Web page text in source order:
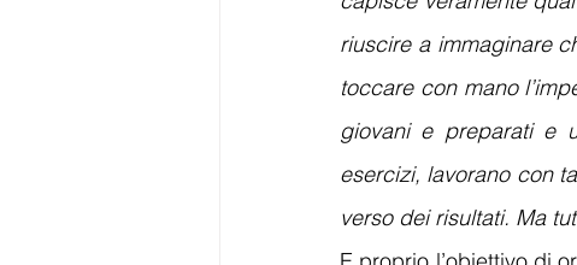
riuscire a immaginare
toccare con mano
giovani e preparati e
esercizi, lavorano con
verso dei risultati. Ma